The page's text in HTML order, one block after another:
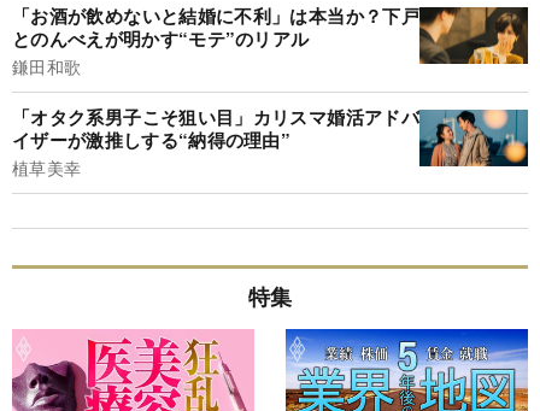
「お酒が飲めないと結婚に不利」は本当か？下戸
とのんべえが明かす“モテ”のリアル
鎌田和歌
「オタク系男子こそ狙い目」カリスマ婚活アドバ
イザーが激推しする“納得の理由”
植草美幸
特集